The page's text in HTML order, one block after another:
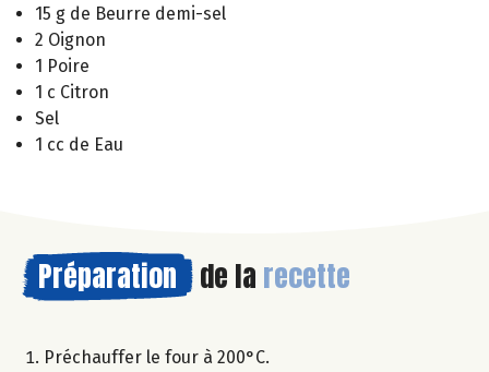
15 g de Beurre demi-sel
2 Oignon
1 Poire
1 c Citron
Sel
1 cc de Eau
Préparation de la recette
Préchauffer le four à 200°C.